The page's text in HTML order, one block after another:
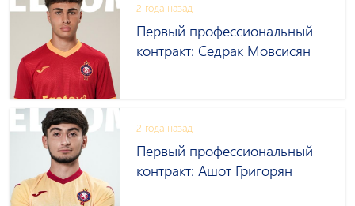
2 года назад
Первый профессиональный
контракт: Седрак Мовсисян
2 года назад
Первый профессиональный
контракт: Ашот Григорян